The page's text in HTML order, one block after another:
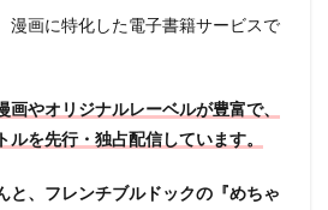
漫画に特化した電子書籍サービスで
やオリジナルレーベルが豊富で、
を先行・独占配信しています。
と、フレンチブルドックの『めちゃ